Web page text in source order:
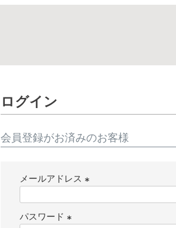
ログイン
会員登録がお済みのお客様
メールアドレス
パスワード